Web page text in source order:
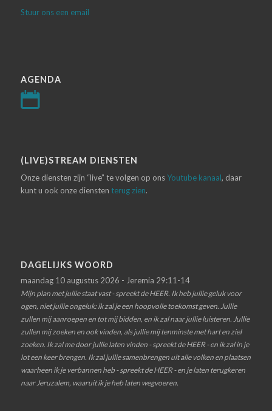
Stuur ons een email
AGENDA
(LIVE)STREAM DIENSTEN
Onze diensten zijn “live” te volgen op onsYoutube kanaal, daar
kunt u ook onze diensten terug zien.
DAGELIJKS WOORD
maandag 10 augustus 2026 - Jeremia 29:11-14
Mijn plan met jullie staat vast - spreekt de HEER. Ik heb jullie geluk voor
ogen, niet jullie ongeluk: ik zal je een hoopvolle toekomst geven. Jullie
zullen mij aanroepen en tot mij bidden, en ik zal naar jullie luisteren. Jullie
zullen mij zoeken en ook vinden, als jullie mij tenminste met hart en ziel
zoeken. Ik zal me door jullie laten vinden - spreekt de HEER - en ik zal in je
lot een keer brengen. Ik zal jullie samenbrengen uit alle volken en plaatsen
waarheen ik je verbannen heb - spreekt de HEER - en je laten terugkeren
naar Jeruzalem, waaruit ik je heb laten wegvoeren.